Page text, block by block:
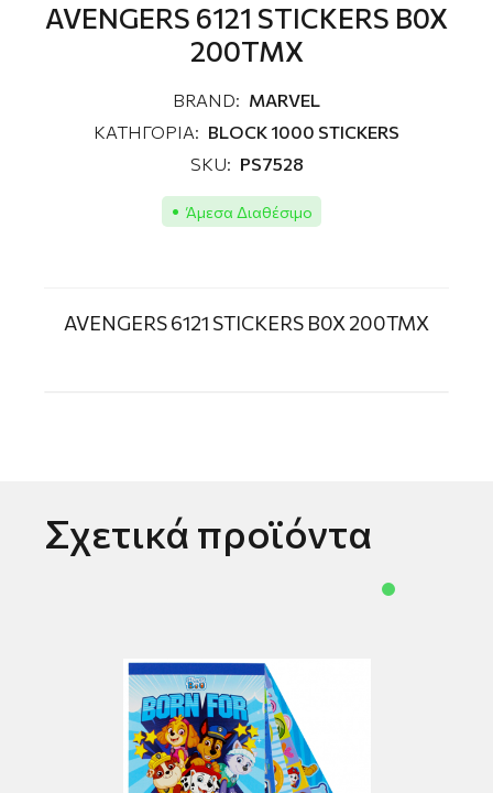
AVENGERS 6121 STICKERS B0X
200ΤΜΧ
BRAND: MARVEL
ΚΑΤΗΓΟΡΙΑ: BLOCK 1000 STICKERS
SKU: PS7528
Άμεσα Διαθέσιμο
AVENGERS 6121 STICKERS B0X 200ΤΜΧ
Σχετικά προϊόντα